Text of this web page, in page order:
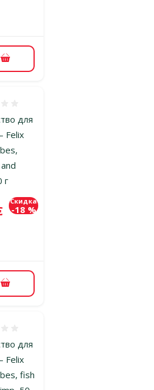
В корзину
для
Felix
г
цена
Скидка
-18 %
В корзину
для
Felix
fish